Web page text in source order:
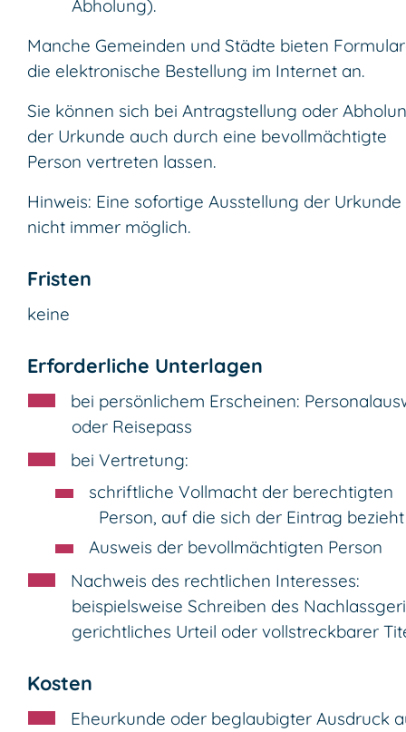
Abholung).
Manche Gemeinden und Städte bieten
die elektronische Bestellung im Internet an.
Sie können sich bei Antragstellung oder
der Urkunde auch durch eine bevollmächtigte
Person vertreten lassen.
Hinweis: Eine sofortige Ausstellung der Urkunde
nicht immer möglich.
Fristen
keine
Erforderliche Unterlagen
bei persönlichem Erscheinen:
oder Reisepass
bei Vertretung:
schriftliche Vollmacht der berechtigten
Person, auf die sich der Eintrag bezieht
Ausweis der bevollmächtigten Person
Nachweis des rechtlichen Interesses:
beispielsweise Schreiben des
gerichtliches Urteil oder vollstreckbarer
Kosten
Eheurkunde oder beglaubigter Ausdruck